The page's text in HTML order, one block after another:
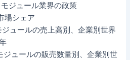
ジュール業界の政策
場シェア
ュールの売上高別、企業別世界
ジュールの販売数量別、企業別世